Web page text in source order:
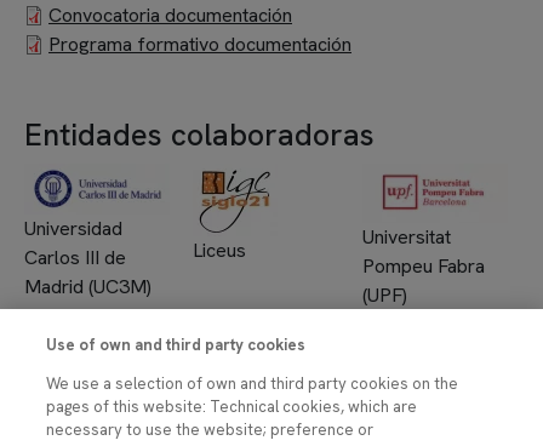
Documento
Convocatoria documentación
Documento
Programa formativo documentación
Entidades colaboradoras
Imagen
Universidad
Carlos III de
Madrid (UC3M)
Imagen
Liceus
Imagen
Universitat
Pompeu Fabra
(UPF)
Imagen
Universidad Rey
Juan Carlos de
Imagen
Universidad CEU
San Pablo
Universidade da
Coruña
Use of own and third party cookies
We use a selection of own and third party cookies on the
pages of this website: Technical cookies, which are
necessary to use the website; preference or